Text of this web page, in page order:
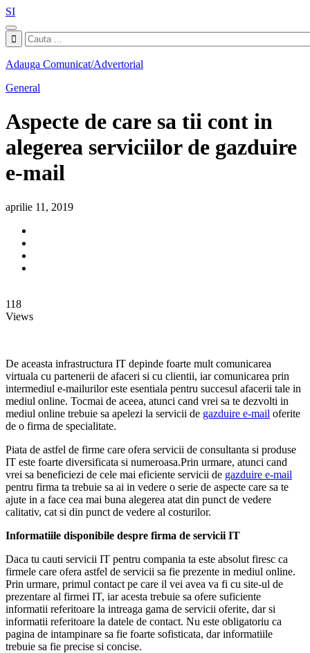
SI
Adauga Comunicat/Advertorial
General
Aspecte de care sa tii cont in
alegerea serviciilor de gazduire
e-mail
aprilie 11, 2019
118
Views
De aceasta infrastructura IT depinde foarte mult comunicarea
virtuala cu partenerii de afaceri si cu clientii, iar comunicarea prin
intermediul e-mailurilor este esentiala pentru succesul afacerii tale in
mediul online. Tocmai de aceea, atunci cand vrei sa te dezvolti in
mediul online trebuie sa apelezi la servicii de gazduire e-mail oferite
de o firma de specialitate.
Piata de astfel de firme care ofera servicii de consultanta si produse
IT este foarte diversificata si numeroasa.Prin urmare, atunci cand
vrei sa beneficiezi de cele mai eficiente servicii de gazduire e-mail
pentru firma ta trebuie sa ai in vedere o serie de aspecte care sa te
ajute in a face cea mai buna alegerea atat din punct de vedere
calitativ, cat si din punct de vedere al costurilor.
Informatiile disponibile despre firma de servicii IT
Daca tu cauti servicii IT pentru compania ta este absolut firesc ca
firmele care ofera astfel de servicii sa fie prezente in mediul online.
Prin urmare, primul contact pe care il vei avea va fi cu site-ul de
prezentare al firmei IT, iar acesta trebuie sa ofere suficiente
informatii referitoare la intreaga gama de servicii oferite, dar si
informatii referitoare la datele de contact. Nu este obligatoriu ca
pagina de intampinare sa fie foarte sofisticata, dar informatiile
trebuie sa fie precise si concise.